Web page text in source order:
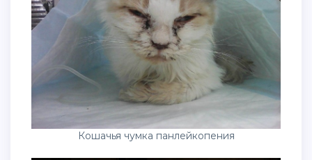
Кошачья чумка панлейкопения